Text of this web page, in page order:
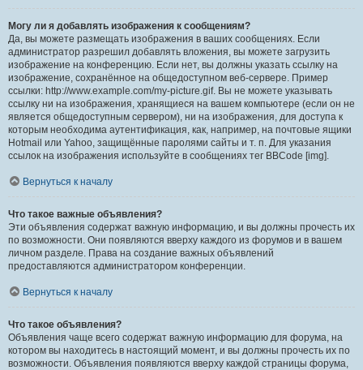
Могу ли я добавлять изображения к сообщениям?
Да, вы можете размещать изображения в ваших сообщениях. Если
администратор разрешил добавлять вложения, вы можете загрузить
изображение на конференцию. Если нет, вы должны указать ссылку на
изображение, сохранённое на общедоступном веб-сервере. Пример
ссылки: http://www.example.com/my-picture.gif. Вы не можете указывать
ссылку ни на изображения, хранящиеся на вашем компьютере (если он не
является общедоступным сервером), ни на изображения, для доступа к
которым необходима аутентификация, как, например, на почтовые ящики
Hotmail или Yahoo, защищённые паролями сайты и т. п. Для указания
ссылок на изображения используйте в сообщениях тег BBCode [img].
Вернуться к началу
Что такое важные объявления?
Эти объявления содержат важную информацию, и вы должны прочесть их
по возможности. Они появляются вверху каждого из форумов и в вашем
личном разделе. Права на создание важных объявлений
предоставляются администратором конференции.
Вернуться к началу
Что такое объявления?
Объявления чаще всего содержат важную информацию для форума, на
котором вы находитесь в настоящий момент, и вы должны прочесть их по
возможности. Объявления появляются вверху каждой страницы форума,